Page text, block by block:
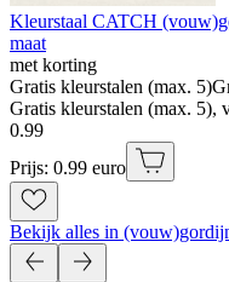
Kleurstaal CATCH
maat
met korting
Gratis kleurstalen (max. 5)
Gratis kleurstalen (max. 5),
0.99
Prijs: 0.99 euro
Bekijk alles in